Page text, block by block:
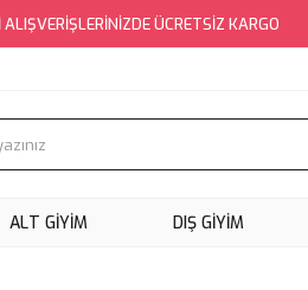
ÜCRETSİZ KARGO
ALT GİYİM DIŞ GİYİM